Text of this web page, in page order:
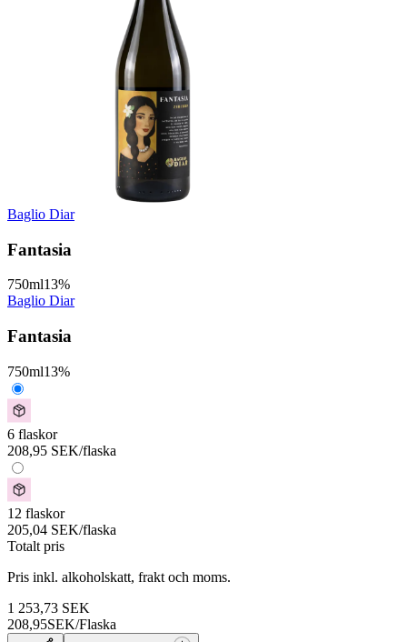
Baglio Diar
Fantasia
750ml13%
Baglio Diar
Fantasia
750ml13%
6 flaskor
208,95 SEK/flaska
12 flaskor
205,04 SEK/flaska
Totalt pris
Pris inkl. alkoholskatt, frakt och moms.
1 253,73 SEK
208,95SEK/Flaska